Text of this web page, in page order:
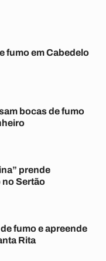
fumo em Cabedelo
bocas de fumo
prende
Sertão
fumo e apreende
Rita